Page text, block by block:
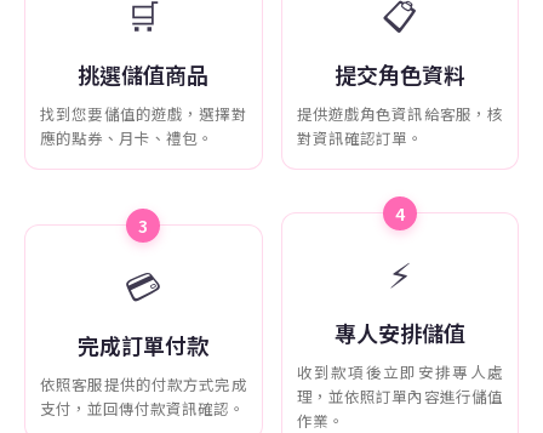
🛒
挑選儲值商品
找到您要儲值的遊戲，選擇對
應的點券、月卡、禮包。
📋
提交角色資料
提供遊戲角色資訊給客服，核
對資訊確認訂單。
3
💳
完成訂單付款
依照客服提供的付款方式完成
支付，並回傳付款資訊確認。
4
⚡
專人安排儲值
收到款項後立即安排專人處
理，並依照訂單內容進行儲值
作業。